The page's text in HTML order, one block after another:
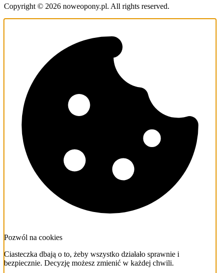
Copyright © 2026 noweopony.pl. All rights reserved.
Pozwól na cookies
Ciasteczka dbają o to, żeby wszystko działało sprawnie i
bezpiecznie. Decyzję możesz zmienić w każdej chwili.